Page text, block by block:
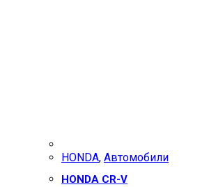
HONDA, Автомобили
HONDA CR-V